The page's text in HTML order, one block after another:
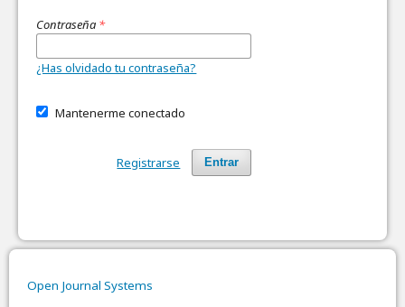
Contraseña *
¿Has olvidado tu contraseña?
Mantenerme conectado
Entrar
Registrarse
Open Journal Systems